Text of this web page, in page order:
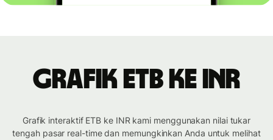
Grafik ETB ke INR
Grafik interaktif ETB ke INR kami menggunakan nilai tukar
tengah pasar real-time dan memungkinkan Anda untuk melihat